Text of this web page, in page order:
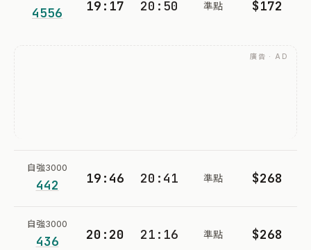
4556 19:17 20:50 準點 $172
廣告 · AD
自強3000
442 19:46 20:41 準點 $268
自強3000
436 20:20 21:16 準點 $268